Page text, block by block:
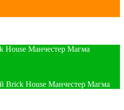
Манчестер Магма
Brick House Манчестер Магма